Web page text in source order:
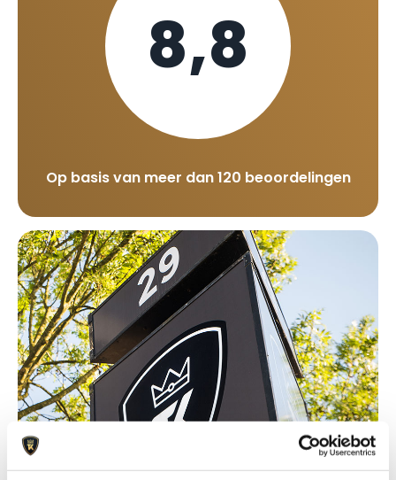
8,8
Op basis van meer dan 120 beoordelingen